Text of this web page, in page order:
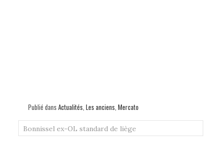
Publié dans Actualités Les anciens Mercato
Bonnissel ex-OL standard de liège